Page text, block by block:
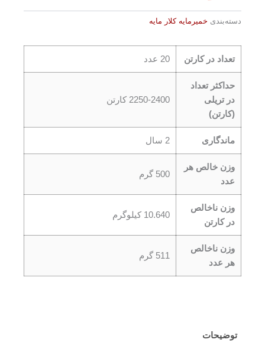
دسته‌بندی خمیرمایه کلار مایه
تعداد در کارتن 20 عدد
حداکثر تعداد
در تریلی
(کارتن)
2250-2400 کارتن
ماندگاری 2 سال
وزن خالص هر
عدد
500 گرم
وزن ناخالص
در کارتن
10.640 کیلوگرم
وزن ناخالص
هر عدد
511 گرم
توضیحات